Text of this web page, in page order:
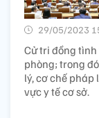
29/05/2023
Cử tri đồng tình
phòng; trong
lý, cơ chế
vực y tế cơ sở.